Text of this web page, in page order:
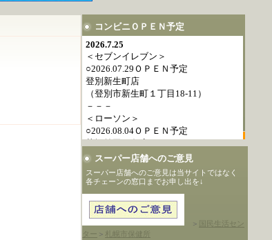
コンビニＯＰＥＮ予定
スーパー店舗へのご意見
スーパー店舗へのご意見は当サイトではなく
各チェーンの窓口までお申し出を↓
＞
国民生活セン
ター
＞ 札幌市保健所